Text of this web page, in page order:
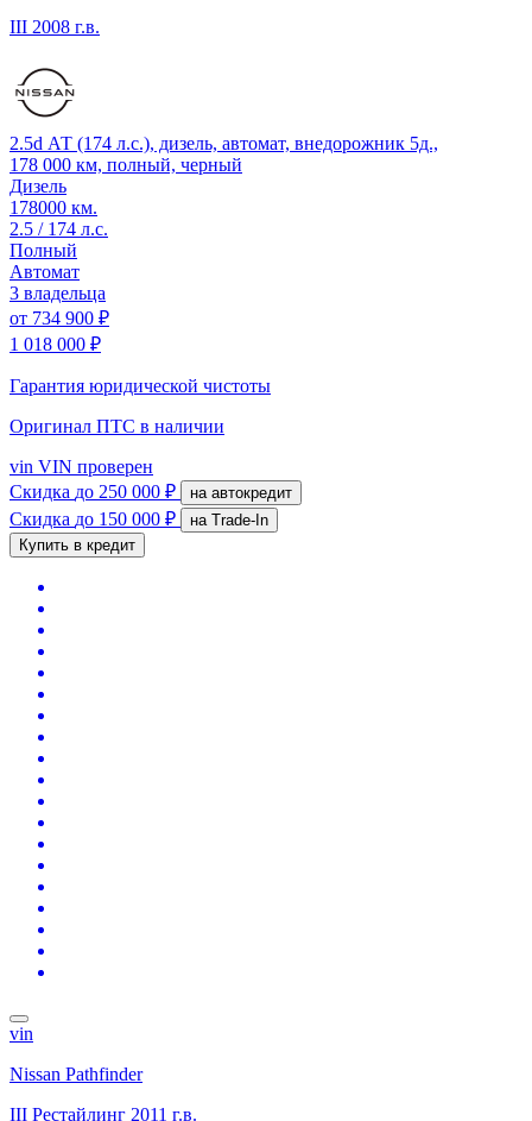
III 2008 г.в.
2.5d АТ (174 л.с.), дизель, автомат, внедорожник 5д.,
178 000 км, полный, черный
Дизель
178000 км.
2.5 / 174 л.с.
Полный
Автомат
3 владельца
от 734 900 ₽
1 018 000 ₽
Гарантия юридической чистоты
Оригинал ПТС в наличии
vin VIN проверен
Скидка до 250 000 ₽ на автокредит
Скидка до 150 000 ₽
на Trade-In
Купить в кредит
vin
Nissan Pathfinder
III Рестайлинг 2011 г.в.